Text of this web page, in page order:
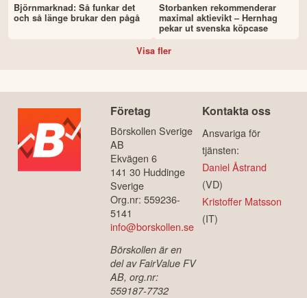
Björnmarknad: Så funkar det
och så länge brukar den pågå
Storbanken rekommenderar
maximal aktievikt – Hernhag
pekar ut svenska köpcase
Visa fler
Företag
Börskollen Sverige
AB
Ekvägen 6
141 30 Huddinge
Sverige
Org.nr: 559236-
5141
info@borskollen.se
Börskollen är en
del av FairValue FV
AB, org.nr:
559187-7732
Kontakta oss
Ansvariga för
tjänsten:
Daniel Åstrand
(VD)
Kristoffer Matsson
(IT)